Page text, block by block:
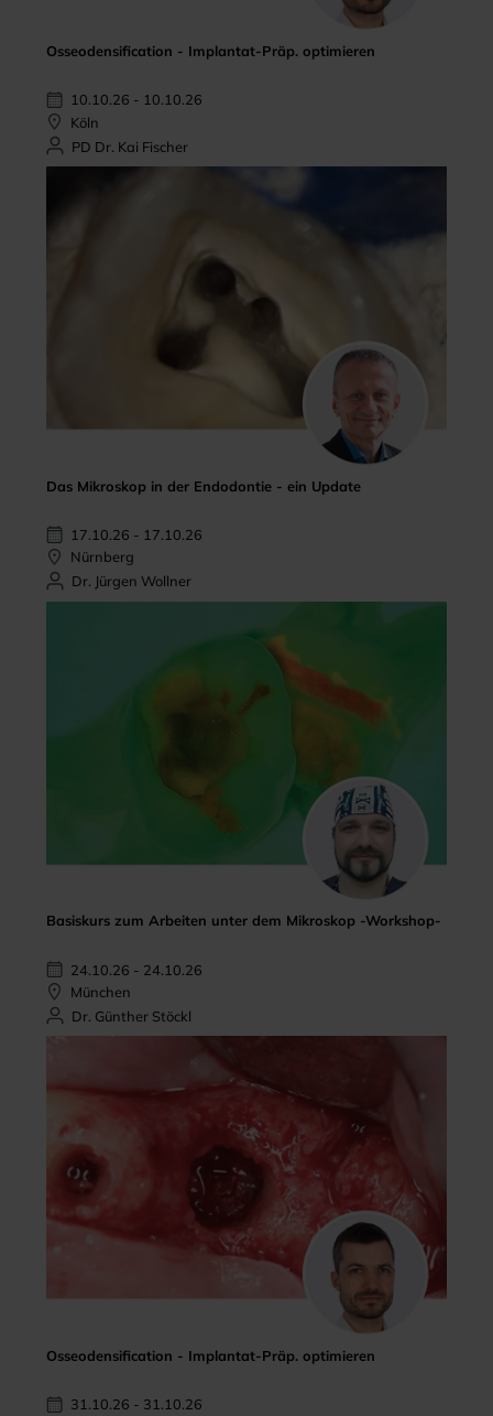
Osseodensification - Implantat-Präp. optimieren
10.10.26 - 10.10.26
Köln
PD Dr. Kai Fischer
Das Mikroskop in der Endodontie - ein Update
17.10.26 - 17.10.26
Nürnberg
Dr. Jürgen Wollner
Basiskurs zum Arbeiten unter dem Mikroskop -Workshop-
24.10.26 - 24.10.26
München
Dr. Günther Stöckl
Osseodensification - Implantat-Präp. optimieren
31.10.26 - 31.10.26